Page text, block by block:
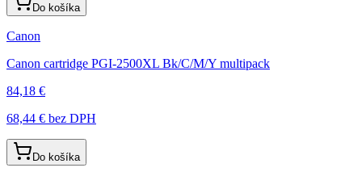
Do košíka
Canon
Canon cartridge PGI-2500XL Bk/C/M/Y multipack
84,18 €
68,44 € bez DPH
Do košíka